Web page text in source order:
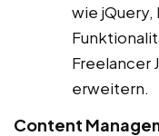
wie jQuery,
Freelancer
erweitern.
Content